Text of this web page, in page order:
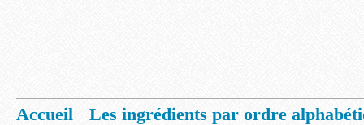
Accueil
Les ingrédients par ordre